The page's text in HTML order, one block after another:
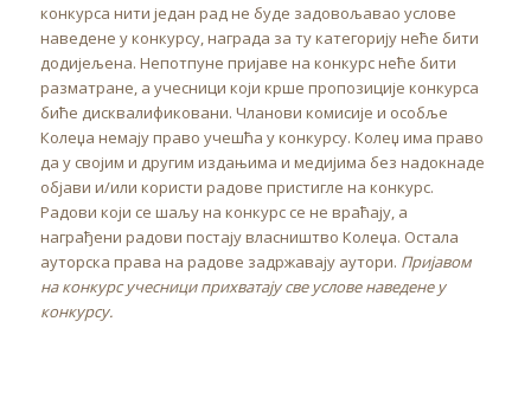
конкурса нити један рад не буде задовољавао услове
наведене у конкурсу, награда за ту категорију неће бити
додијељена. Непотпуне пријаве на конкурс неће бити
разматране, а учесници који крше пропозиције конкурса
биће дисквалификовани. Чланови комисије и особље
Колеџа немају право учешћа у конкурсу. Колеџ има право
да у својим и другим издањима и медијима без надокнаде
објави и/или користи радове пристигле на конкурс.
Радови који се шаљу на конкурс се не враћају, а
награђени радови постају власништво Колеџа. Остала
ауторска права на радове задржавају аутори. Пријавом
на конкурс учесници прихватају све услове наведене у
конкурсу.